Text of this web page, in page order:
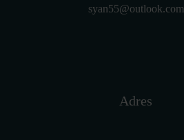
syan55@outlook.com
Adres